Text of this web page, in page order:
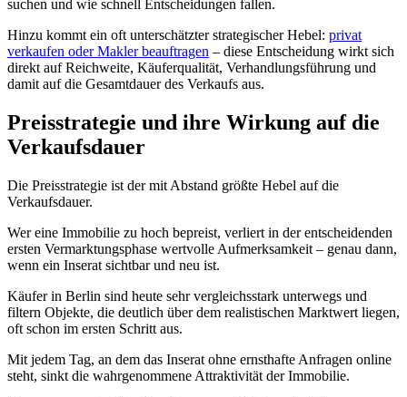
suchen und wie schnell Entscheidungen fallen.
Hinzu kommt ein oft unterschätzter strategischer Hebel: privat
verkaufen oder Makler beauftragen – diese Entscheidung wirkt sich
direkt auf Reichweite, Käuferqualität, Verhandlungsführung und
damit auf die Gesamtdauer des Verkaufs aus.
Preisstrategie und ihre Wirkung auf die
Verkaufsdauer
Die Preisstrategie ist der mit Abstand größte Hebel auf die
Verkaufsdauer.
Wer eine Immobilie zu hoch bepreist, verliert in der entscheidenden
ersten Vermarktungsphase wertvolle Aufmerksamkeit – genau dann,
wenn ein Inserat sichtbar und neu ist.
Käufer in Berlin sind heute sehr vergleichsstark unterwegs und
filtern Objekte, die deutlich über dem realistischen Marktwert liegen,
oft schon im ersten Schritt aus.
Mit jedem Tag, an dem das Inserat ohne ernsthafte Anfragen online
steht, sinkt die wahrgenommene Attraktivität der Immobilie.